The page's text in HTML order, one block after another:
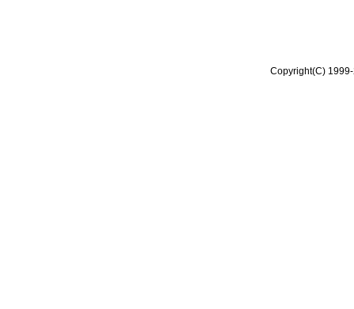
Copyright(C)